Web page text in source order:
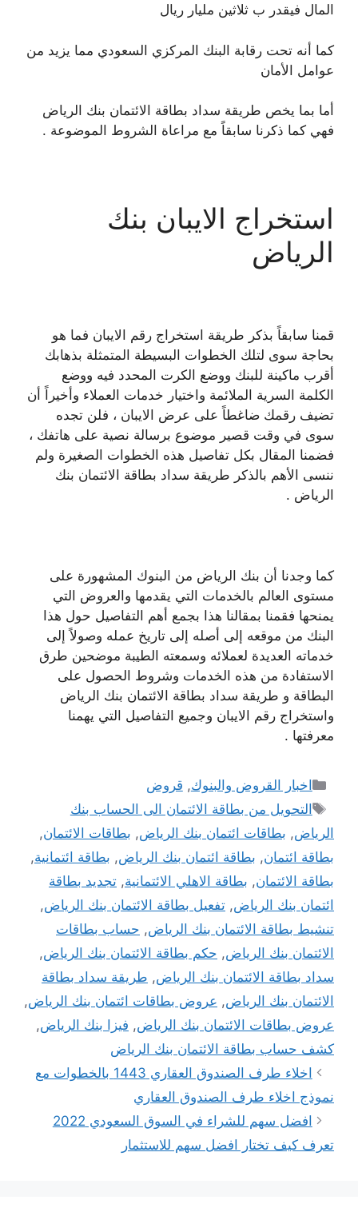
المال فيقدر ب ثلاثين مليار ريال
كما أنه تحت رقابة البنك المركزي السعودي مما يزيد من
عوامل الأمان
أما بما يخص طريقة سداد بطاقة الائتمان بنك الرياض
فهي كما ذكرنا سابقاً مع مراعاة الشروط الموضوعة .
استخراج الايبان بنك
الرياض
قمنا سابقاً بذكر طريقة استخراج رقم الايبان فما هو
بحاجة سوى لتلك الخطوات البسيطة المتمثلة بذهابك
أقرب ماكينة للبنك ووضع الكرت المحدد فيه ووضع
الكلمة السرية الملائمة واختيار خدمات العملاء وأخيراً أن
تضيف رقمك ضاغطاً على عرض الايبان ، فلن تجده
سوى في وقت قصير موضوع برسالة نصية على هاتفك ،
فضمنا المقال بكل تفاصيل هذه الخطوات الصغيرة ولم
ننسى الأهم بالذكر طريقة سداد بطاقة الائتمان بنك
الرياض .
كما وجدنا أن بنك الرياض من البنوك المشهورة على
مستوى العالم بالخدمات التي يقدمها والعروض التي
يمنحها فقمنا بمقالنا هذا بجمع أهم التفاصيل حول هذا
البنك من موقعه إلى أصله إلى تاريخ عمله وصولاً إلى
خدماته العديدة لعملائه وسمعته الطيبة موضحين طرق
الاستفادة من هذه الخدمات وشروط الحصول على
البطاقة و طريقة سداد بطاقة الائتمان بنك الرياض
واستخراج رقم الايبان وجميع التفاصيل التي يهمنا
معرفتها .
التصنيفات
اخبار القروض والبنوك, قروض
الوسوم
التحويل من بطاقة الائتمان الى الحساب بنك
الرياض, بطاقات ائتمان بنك الرياض, بطاقات الائتمان,
بطاقة ائتمان, بطاقة ائتمان بنك الرياض, بطاقة ائتمانية,
بطاقة الائتمان, بطاقة الاهلي الائتمانية, تجديد بطاقة
ائتمان بنك الرياض, تفعيل بطاقة الائتمان بنك الرياض,
تنشيط بطاقة الائتمان بنك الرياض, حساب بطاقات
الائتمان بنك الرياض, حكم بطاقة الائتمان بنك الرياض,
سداد بطاقة الائتمان بنك الرياض, طريقة سداد بطاقة
الائتمان بنك الرياض, عروض بطاقات ائتمان بنك الرياض,
عروض بطاقات الائتمان بنك الرياض, فيزا بنك الرياض,
كشف حساب بطاقة الائتمان بنك الرياض
اخلاء طرف الصندوق العقاري 1443 بالخطوات مع
نموذج اخلاء طرف الصندوق العقاري
افضل سهم للشراء في السوق السعودي 2022
تعرف كيف تختار افضل سهم للاستثمار